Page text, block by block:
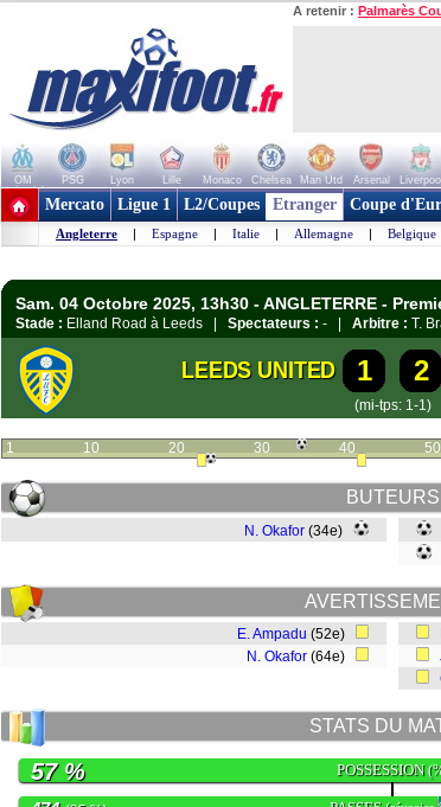
A retenir : Palmarès
OM PSG Lyon Lille Monaco Chelsea Man Utd Arsenal Liverpool
+ de clubs
Mercato Ligue 1 L2/Coupes Etranger Coupe
Angleterre | Espagne | Italie | Allemagne | Belgique
Sam. 04 Octobre 2025, 13h30 - ANGLETERRE -
Stade : Elland Road à Leeds | Spectateurs : - | Arbitre : T.
LEEDS UNITED 1 2
(mi-tps: 1-1)
1 10 20 30 40 50
BUTEURS
N. Okafor (34e)
E. Ampadu (52e)
N. Okafor (64e)
STATS DU
POSSESSION
57 %